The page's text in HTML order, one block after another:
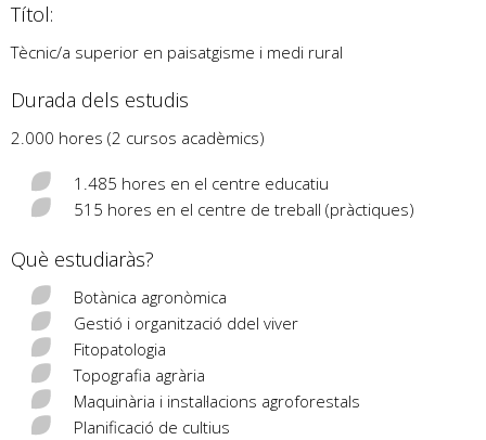
Títol:
Tècnic/a superior en paisatgisme i medi rural
Durada dels estudis
2.000 hores (2 cursos acadèmics)
1.485 hores en el centre educatiu
515 hores en el centre de treball (pràctiques)
Què estudiaràs?
Botànica agronòmica
Gestió i organització ddel viver
Fitopatologia
Topografia agrària
Maquinària i instal·lacions agroforestals
Planificació de cultius